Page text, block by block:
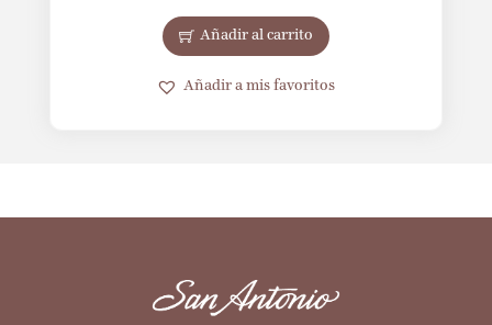
Añadir al carrito
Añadir a mis favoritos